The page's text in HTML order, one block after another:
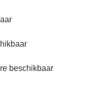
beschikbaar